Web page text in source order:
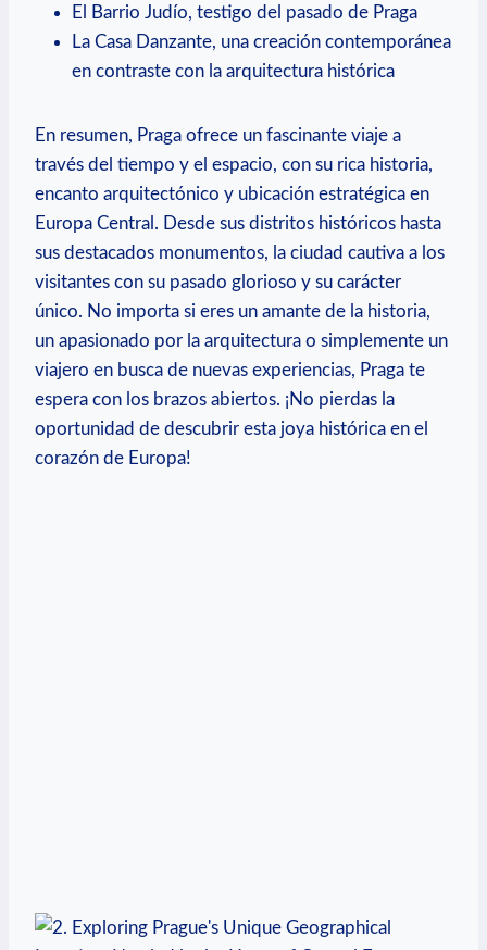
El Barrio ​Judío, testigo ⁤del pasado de ‌Praga
La Casa Danzante,‌ una creación contemporánea
en ‍contraste con la arquitectura​ histórica
En resumen, Praga ofrece un fascinante ‍viaje a ​
través del tiempo y el ⁣espacio,​ con su rica historia,
encanto arquitectónico y ubicación estratégica en
Europa Central.⁣ Desde sus distritos históricos hasta
sus destacados monumentos, la ciudad cautiva a los⁣
visitantes con ⁣su pasado glorioso y ⁢su carácter
único. No importa si eres⁢ un amante ‌de la historia,
⁢un apasionado por la arquitectura o simplemente‍ un
viajero ⁢en ‍busca de nuevas experiencias, Praga te
espera con los brazos abiertos. ¡No pierdas la
oportunidad de descubrir esta joya ​histórica en​ el
‍corazón de Europa!